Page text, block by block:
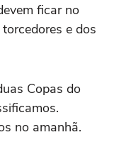
ficar no
e dos
Copas do
no amanhã.